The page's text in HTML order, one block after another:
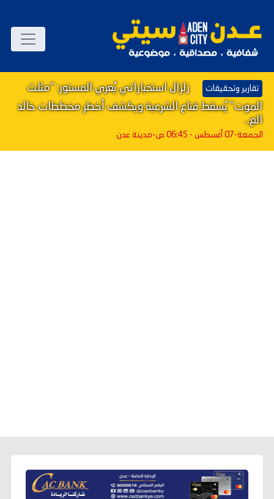
تقارير وتحقيقات
زلزال استخباراتي يُعري المستور: "مثلث
الموت" يُسقط قناع الشرعية ويكشف أخطر مخططات خالد
الع..
الجمعة-07 أغسطس - 06:45 ص -مدينة عدن